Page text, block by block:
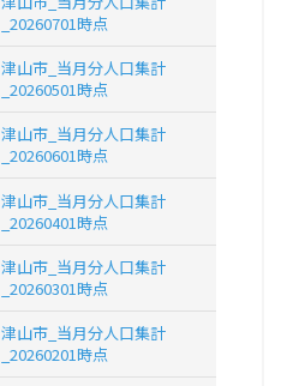
_20260701時点
津山市_当月分人口集計
_20260501時点
津山市_当月分人口集計
_20260601時点
津山市_当月分人口集計
_20260401時点
津山市_当月分人口集計
_20260301時点
津山市_当月分人口集計
_20260201時点